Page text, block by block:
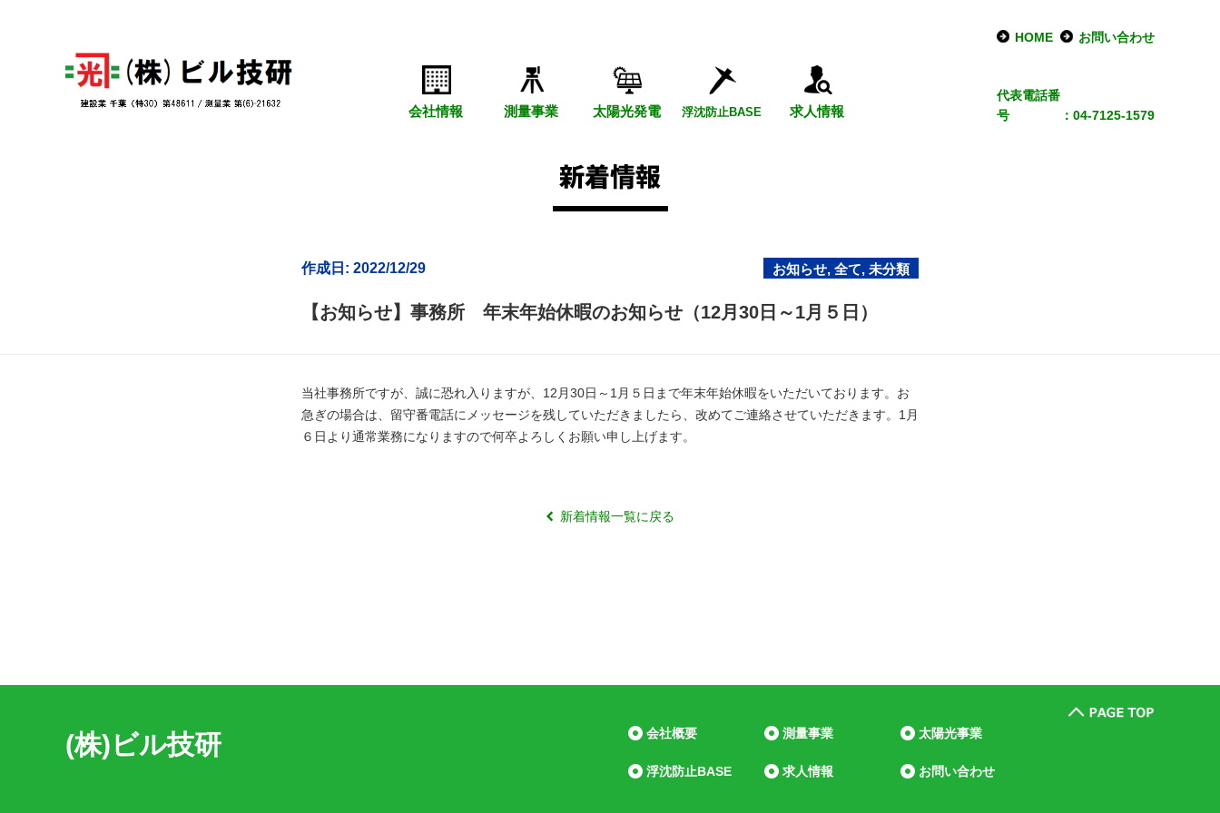
会社情報 測量事業 太陽光発電 浮沈防止BASE 求人情報
HOME お問い合わせ
代表電話番
号
：04-7125-1579
作成日: 2022/12/29 お知らせ, 全て, 未分類
【お知らせ】事務所 年末年始休暇のお知らせ（12月30日～1月５日）
当社事務所ですが、誠に恐れ入りますが、12月30日～1月５日まで年末年始休暇をいただいております。お
急ぎの場合は、留守番電話にメッセージを残していただきましたら、改めてご連絡させていただきます。1月
６日より通常業務になりますので何卒よろしくお願い申し上げます。
新着情報一覧に戻る
(株)ビル技研 会社概要 測量事業 太陽光事業
浮沈防止BASE 求人情報 お問い合わせ